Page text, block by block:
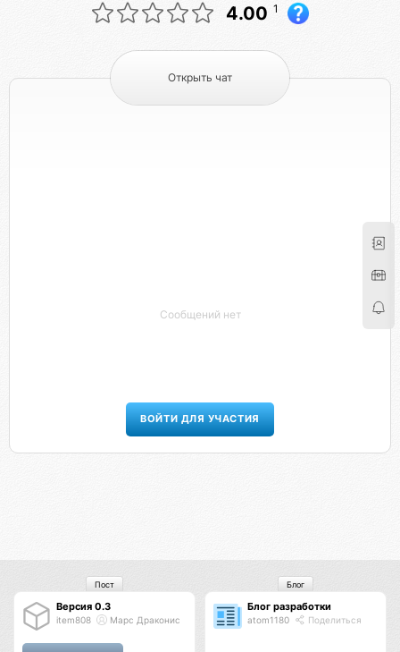
4.00 1
Открыть чат
Сообщений нет
ВОЙТИ ДЛЯ УЧАСТИЯ
Версия 0.3
item808 Марс Драконис
Пост
Блог разработки
atom1180 Поделиться
Блог